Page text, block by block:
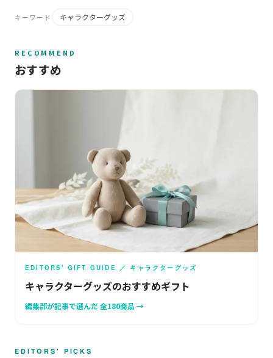
キーワード キャラクターグッズ
RECOMMEND
おすすめ
EDITORS' GIFT GUIDE ／ キャラクターグッズ
キャラクターグッズのおすすめギフト
編集部が記事で選んだ 全180商品 →
EDITORS' PICKS